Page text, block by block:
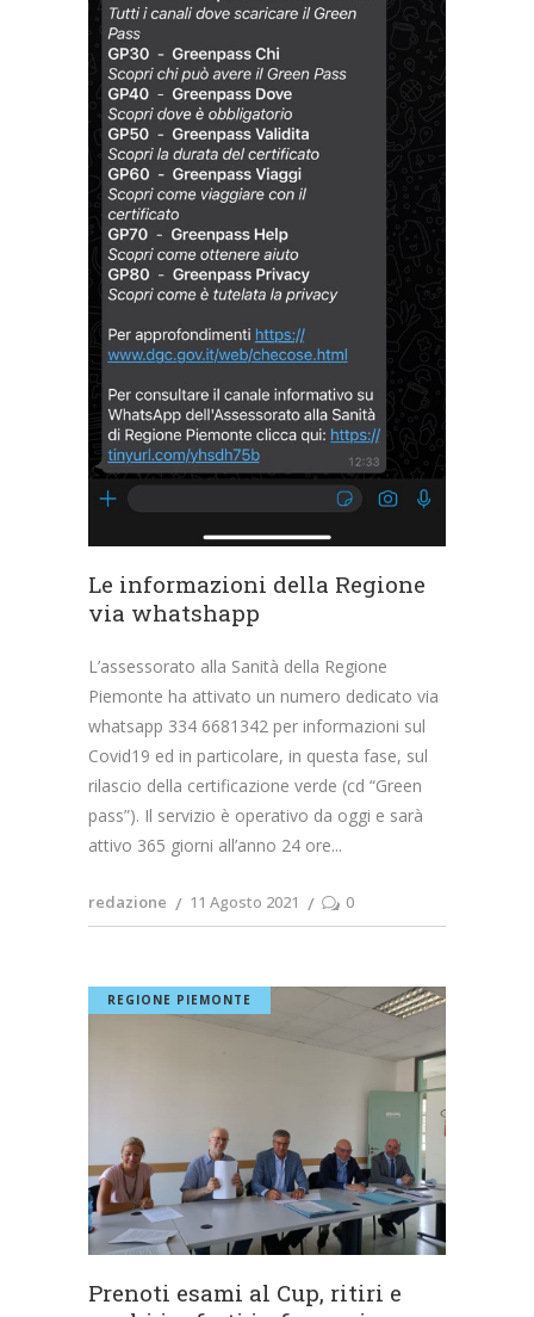
Le informazioni della Regione
via whatshapp
L’assessorato alla Sanità della Regione
Piemonte ha attivato un numero dedicato via
whatsapp 334 6681342 per informazioni sul
Covid19 ed in particolare, in questa fase, sul
rilascio della certificazione verde (cd “Green
pass”). Il servizio è operativo da oggi e sarà
attivo 365 giorni all’anno 24 ore
redazione 11 Agosto 2021 0
REGIONE PIEMONTE
Prenoti esami al Cup, ritiri e